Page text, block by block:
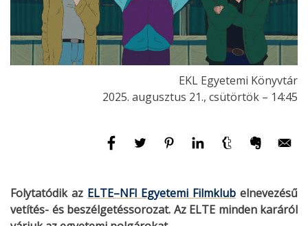
EKL Egyetemi Könyvtár
2025. augusztus 21., csütörtök – 14:45
Folytatódik az ELTE–NFI Egyetemi Filmklub elnevezésű
vetítés- és beszélgetéssorozat. Az ELTE minden karáról